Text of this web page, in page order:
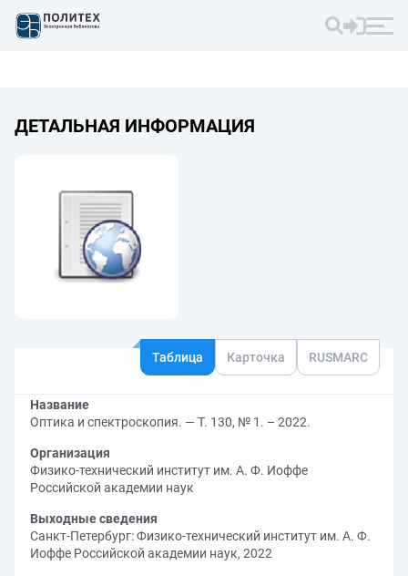
ДЕТАЛЬНАЯ ИНФОРМАЦИЯ
Таблица Карточка RUSMARC
Название
Оптика и спектроскопия. — Т. 130, № 1. – 2022.
Организация
Физико-технический институт им. А. Ф. Иоффе
Российской академии наук
Выходные сведения
Санкт-Петербург: Физико-технический институт им. А. Ф.
Иоффе Российской академии наук, 2022